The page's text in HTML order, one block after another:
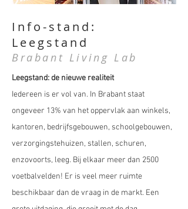
Info-stand:
Leegstand
Brabant Living Lab
Leegstand: de nieuwe realiteit
Iedereen is er vol van. In Brabant staat
ongeveer 13% van het oppervlak aan winkels,
kantoren, bedrijfsgebouwen, schoolgebouwen,
verzorgingstehuizen, stallen, schuren,
enzovoorts, leeg. Bij elkaar meer dan 2500
voetbalvelden! Er is veel meer ruimte
beschikbaar dan de vraag in de markt. Een